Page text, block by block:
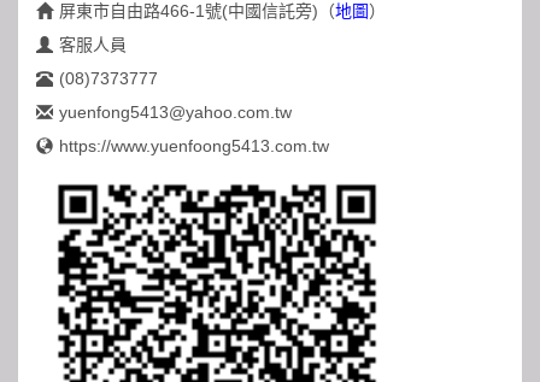
屏東市自由路466-1號(中國信託旁) （地圖）
客服人員
(08)7373777
yuenfong5413@yahoo.com.tw
https://www.yuenfoong5413.com.tw